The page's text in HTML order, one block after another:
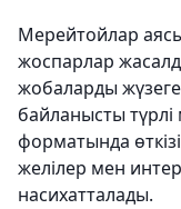
Мерейтойлар
жоспарлар
жобаларды жүзеге
байланысты
форматында
желілер мен
насихатталады.